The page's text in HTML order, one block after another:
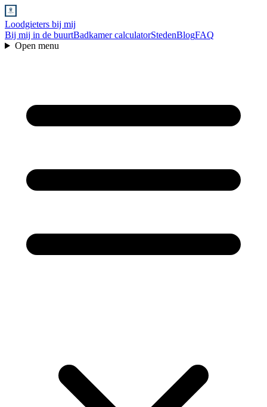
Loodgieters bij mij
Bij mij in de buurtBadkamer calculatorStedenBlogFAQ
Open menu